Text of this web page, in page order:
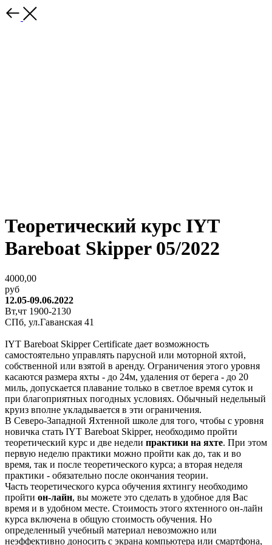
Теоретический курс IYT
Bareboat Skipper 05/2022
4000,00
руб
12.05-09.06.2022
Вт,чт 1900-2130
СПб, ул.Гаванская 41
IYT Bareboat Skipper Certificate дает возможность
самостоятельно управлять парусной или моторной яхтой,
собственной или взятой в аренду. Ограничения этого уровня
касаются размера яхты - до 24м, удаления от берега - до 20
миль, допускается плавание только в светлое время суток и
при благоприятных погодных условиях. Обычный недельный
круиз вполне укладывается в эти ограничения.
В Северо-Западной Яхтенной школе для того, чтобы с уровня
новичка стать IYT Bareboat Skipper, необходимо пройти
теоретический курс и две недели практики на яхте. При этом
первую неделю практики можно пройти как до, так и во
время, так и после теоретического курса; а вторая неделя
практики - обязательно после окончания теории.
Часть теоретического курса обучения яхтингу необходимо
пройти он-лайн, вы можете это сделать в удобное для Вас
время и в удобном месте. Стоимость этого яхтенного он-лайн
курса включена в общую стоимость обучения. Но
определенный учебный материал невозможно или
неэффективно доносить с экрана компьютера или смартфона,